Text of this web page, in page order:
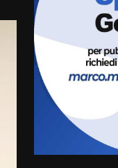
5